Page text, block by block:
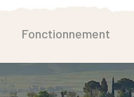
Fonctionnement